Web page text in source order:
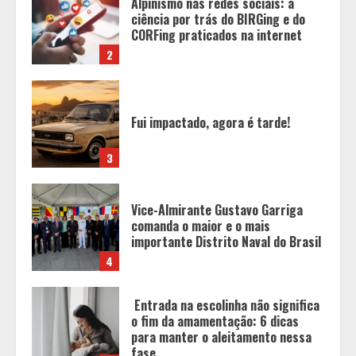
3
Fui impactado, agora é tarde!
4
comanda o maior e o mais
5
Entrada na escolinha não significa
o fim da amamentação: 6 dicas
para manter o aleitamento nessa
fase
Políticas que Nasceram no Amapá e
Viraram Políticas Nacionais